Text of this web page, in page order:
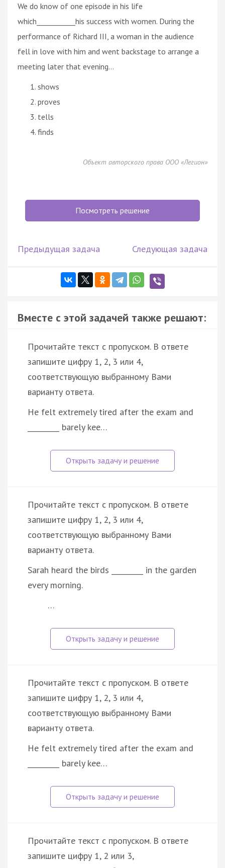
We do know of one episode in his life
which___________his success with women. During the
performance of Richard III, a woman in the audience
fell in love with him and went backstage to arrange a
meeting later that evening...
shows
proves
tells
finds
Объект авторского права ООО «Легион»
Посмотреть решение
Предыдущая задача Следующая задача
Вместе с этой задачей также решают:
Прочитайте текст с пропуском. В ответе
запишите цифру 1, 2, 3 или 4,
соответствующую выбранному Вами
варианту ответа.
He felt extremely tired after the exam and
_________ barely kee…
Прочитайте текст с пропуском. В ответе
запишите цифру 1, 2, 3 или 4,
соответствующую выбранному Вами
варианту ответа.
Sarah heard the birds _________ in the garden
every morning.
…
Прочитайте текст с пропуском. В ответе
запишите цифру 1, 2, 3 или 4,
соответствующую выбранному Вами
варианту ответа.
He felt extremely tired after the exam and
_________ barely kee…
Прочитайте текст с пропуском. В ответе
запишите цифру 1, 2 или 3,